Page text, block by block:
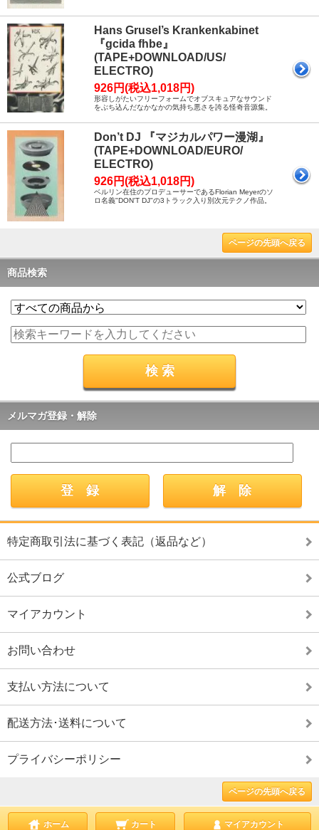
Hans Grusel’s Krankenkabinet
『gcida fhbe』
(TAPE+DOWNLOAD/US/
ELECTRO)
926円(税込1,018円)
形容しがたいフリーフォームでオブスキュアなサウンド
をぶち込んだなかなかの気持ち悪さを誇る怪奇音源集。
Don’t DJ 『マジカルパワー漫湖』
(TAPE+DOWNLOAD/EURO/
ELECTRO)
926円(税込1,018円)
ベルリン在住のプロデューサーであるFlorian Meyerのソ
ロ名義"DON'T DJ"の3トラック入り別次元テクノ作品。
ページの先頭へ戻る
商品検索
メルマガ登録・解除
特定商取引法に基づく表記（返品など）
公式ブログ
マイアカウント
お問い合わせ
支払い方法について
配送方法･送料について
プライバシーポリシー
ページの先頭へ戻る
ホーム カート マイアカウント